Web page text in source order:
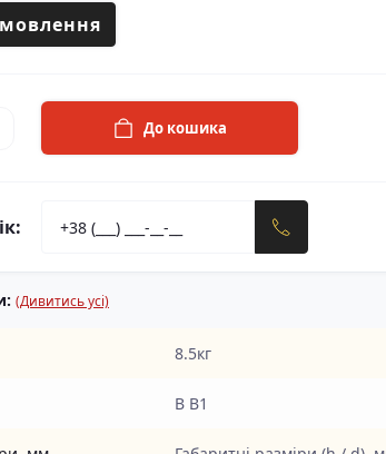
До кошика
(Дивитись усі)
8.5кг
В В1